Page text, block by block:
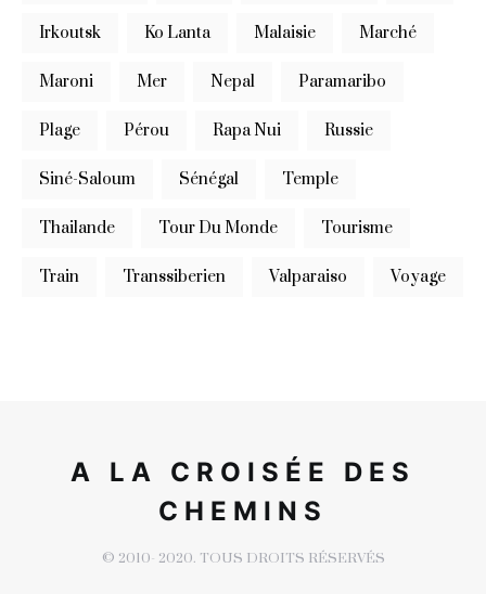
Irkoutsk Ko Lanta Malaisie Marché
Maroni Mer Nepal Paramaribo
Plage Pérou Rapa Nui Russie
Siné-Saloum Sénégal Temple
Thailande Tour Du Monde Tourisme
Train Transsiberien Valparaiso Voyage
A LA CROISÉE DES
CHEMINS
© 2010- 2020. TOUS DROITS RÉSERVÉS